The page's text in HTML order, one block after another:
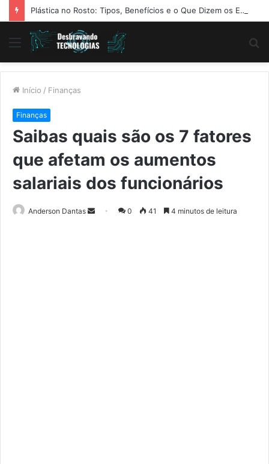
Plástica no Rosto: Tipos, Benefícios e o Que Dizem os Especialistas
Menu
Início / Finanças
Finanças
Saibas quais são os 7 fatores
que afetam os aumentos
salariais dos funcionários
Anderson Dantas
Mande
0 41 4 minutos de leitura